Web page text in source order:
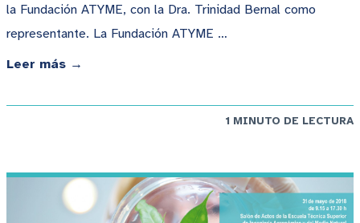
la Fundación ATYME, con la Dra. Trinidad Bernal como
representante. La Fundación ATYME …
Leer más →
1 MINUTO DE LECTURA